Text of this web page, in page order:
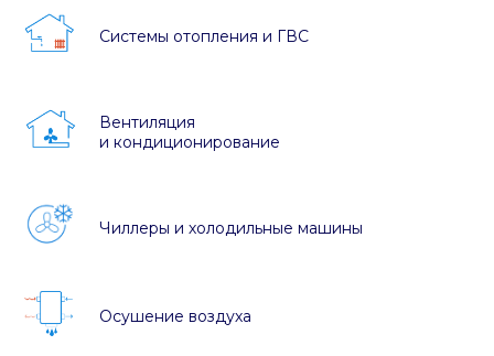
Системы отопления и ГВС
Вентиляция
и кондиционирование
Чиллеры и холодильные машины
Осушение воздуха